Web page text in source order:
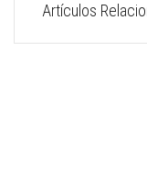
Artículos